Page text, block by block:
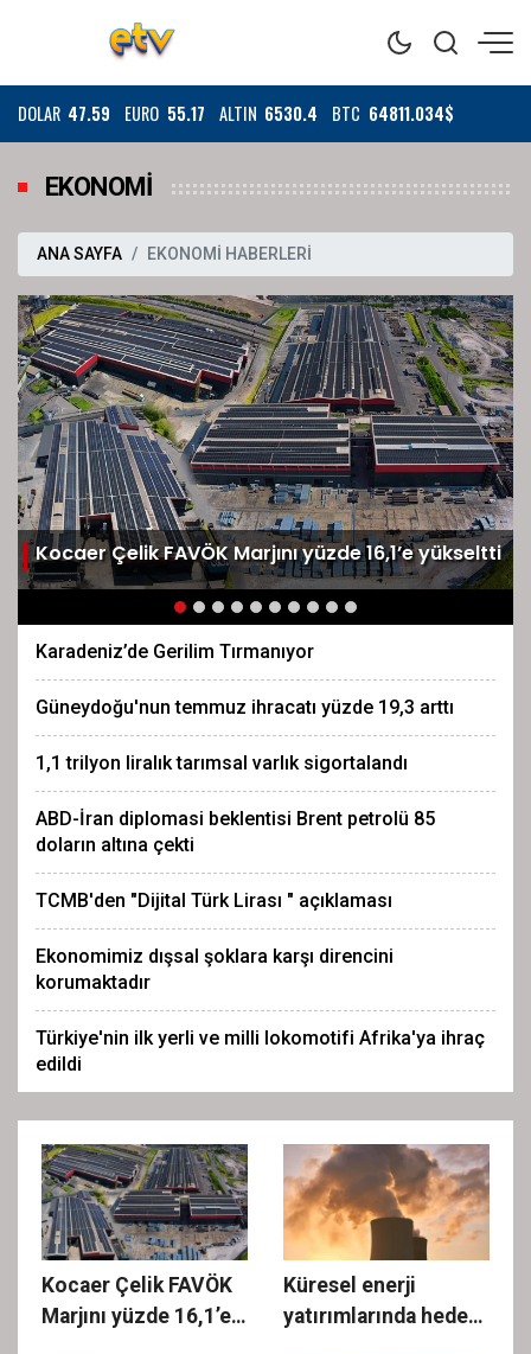
DOLAR 47.59 EURO 55.17 ALTIN 6530.4 BTC 64811.034$
EKONOMİ
ANA SAYFA EKONOMİ HABERLERİ
Kocaer Çelik FAVÖK Marjını yüzde 16,1’e yükseltti
Karadeniz’de Gerilim Tırmanıyor
Güneydoğu'nun temmuz ihracatı yüzde 19,3 arttı
1,1 trilyon liralık tarımsal varlık sigortalandı
ABD-İran diplomasi beklentisi Brent petrolü 85
doların altına çekti
TCMB'den "Dijital Türk Lirası " açıklaması
Ekonomimiz dışsal şoklara karşı direncini
korumaktadır
Türkiye'nin ilk yerli ve milli lokomotifi Afrika'ya ihraç
edildi
Kocaer Çelik FAVÖK
Marjını yüzde 16,1’e
Küresel enerji
yatırımlarında hedef